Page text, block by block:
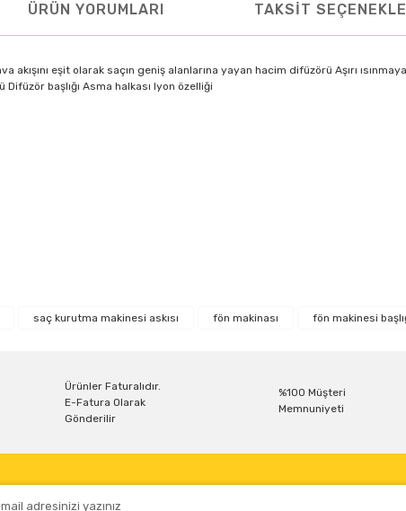
ÜRÜN YORUMLARI TAKSİT
eşit olarak saçın geniş alanlarına yayan hacim difüzörü Aşırı
başlığı Asma halkası Iyon özelliği
saç kurutma makinesi askısı fön makinası fön makinesi
Ürünler Faturalıdır.
E-Fatura Olarak
Gönderilir
%100 Müşteri
Memnuniyeti